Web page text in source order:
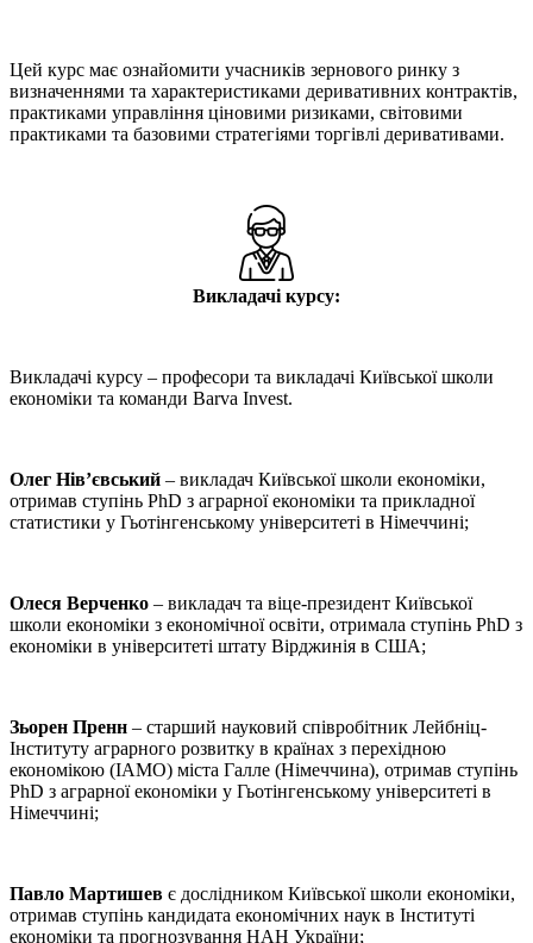
Цей курс має ознайомити учасників зернового ринку з
визначеннями та характеристиками деривативних контрактів,
практиками управління ціновими ризиками, світовими
практиками та базовими стратегіями торгівлі деривативами.
Викладачі курсу:
Викладачі курсу – професори та викладачі Київської школи
економіки та команди Barva Invest.
Олег Нів’євський – викладач Київської школи економіки,
отримав ступінь PhD з аграрної економіки та прикладної
статистики у Гьотінгенському університеті в Німеччині;
Олеся Верченко – викладач та віце-президент Київської
школи економіки з економічної освіти, отримала ступінь PhD з
економіки в університеті штату Вірджинія в США;
Зьорен Пренн – старший науковий співробітник Лейбніц-
Інституту аграрного розвитку в країнах з перехідною
економікою (ІАМО) міста Галле (Німеччина), отримав ступінь
PhD з аграрної економіки у Гьотінгенському університеті в
Німеччині;
Павло Мартишев є дослідником Київської школи економіки,
отримав ступінь кандидата економічних наук в Інституті
економіки та прогнозування НАН України;